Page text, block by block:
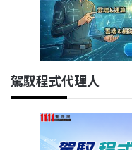
駕馭程式代理人